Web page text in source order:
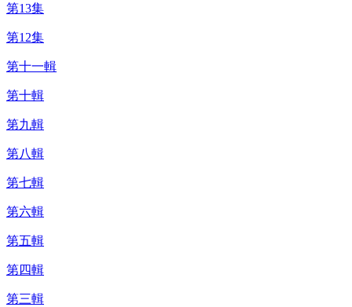
第13集
第12集
第十一輯
第十輯
第九輯
第八輯
第七輯
第六輯
第五輯
第四輯
第三輯